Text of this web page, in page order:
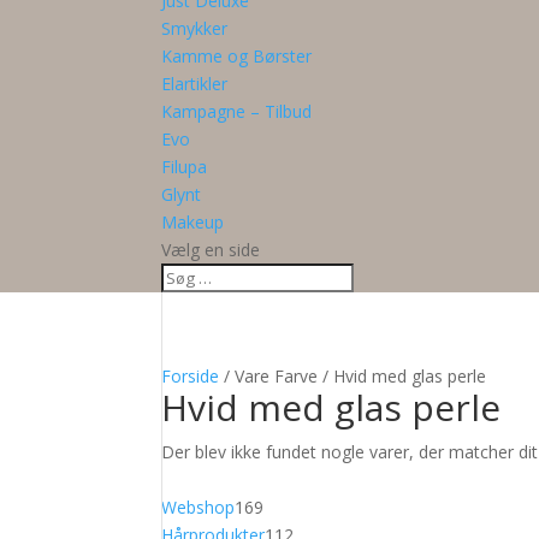
Smykker
Kamme og Børster
Elartikler
Kampagne – Tilbud
Evo
Filupa
Glynt
Makeup
Vælg en side
Forside / Vare Farve / Hvid med glas perle
Hvid med glas perle
Der blev ikke fundet nogle varer, der matcher
Webshop169
varer